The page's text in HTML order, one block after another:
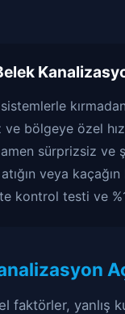
bölgeye özel
sürprizsiz ve
veya kaçağın
kontrol testi ve
faktörler, yanlış